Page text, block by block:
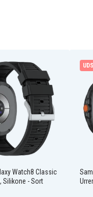
din stil
og smuk til alle
Watch8 Classic
Silikone - Sort